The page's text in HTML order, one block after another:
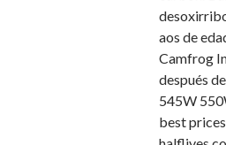
aos de
Camfrog
después
545W
best